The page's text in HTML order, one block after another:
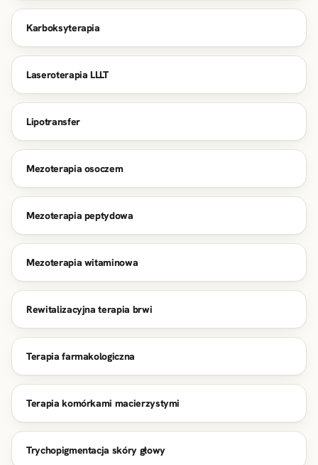
Karboksyterapia
Laseroterapia LLLT
Lipotransfer
Mezoterapia osoczem
Mezoterapia peptydowa
Mezoterapia witaminowa
Rewitalizacyjna terapia brwi
Terapia farmakologiczna
Terapia komórkami macierzystymi
Trychopigmentacja skóry głowy